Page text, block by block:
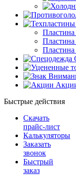
Быстрые действия
Скачать
прайс-лист
Калькуляторы
Заказать
звонок
Быстрый
заказ